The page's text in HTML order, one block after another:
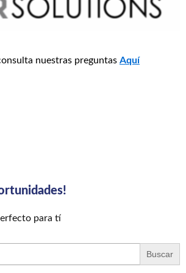
nuestras preguntas Aquí
para tí